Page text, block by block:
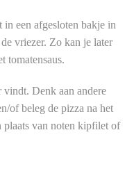
in een afgesloten bakje in
vriezer. Zo kan je later
tomatensaus.
Denk aan andere
of beleg de pizza na het
plaats van noten kipfilet of